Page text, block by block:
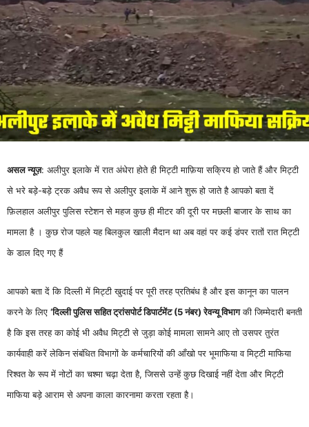
असल न्यूज़: अलीपुर इलाके में रात अंधेरा होते ही मिट्टी माफ़िया सक्रिय हो जाते हैं और मिट्टी
से भरे बड़े-बड़े ट्रक अवैध रूप से अलीपुर इलाके में आने शुरू हो जाते है आपको बता दें
फ़िलहाल अलीपुर पुलिस स्टेशन से महज कुछ ही मीटर की दूरी पर मछली बाजार के साथ का
मामला है । कुछ रोज पहले यह बिलकुल खाली मैदान था अब वहां पर कई डंपर रातों रात मिट्टी
के डाल दिए गए हैं
आपको बता दें कि दिल्ली में मिट्टी खुदाई पर पूरी तरह प्रतिबंध है और इस कानून का पालन
करने के लिए ‘दिल्ली पुलिस सहित ट्रांसपोर्ट डिपार्टमेंट (5 नंबर) रेवन्यू विभागकी जिम्मेदारी बनती
है कि इस तरह का कोई भी अवैध मिट्टी से जुड़ा कोई मामला सामने आए तो उसपर तुरंत
कार्यवाही करें लेकिन संबंधित विभागों के कर्मचारियों की आँखो पर भूमाफिया व मिट्टी माफिया
रिश्वत के रूप में नोटों का चश्मा चढ़ा देता है, जिससे उन्हें कुछ दिखाई नहीं देता और मिट्टी
माफिया बड़े आराम से अपना काला कारनामा करता रहता है।